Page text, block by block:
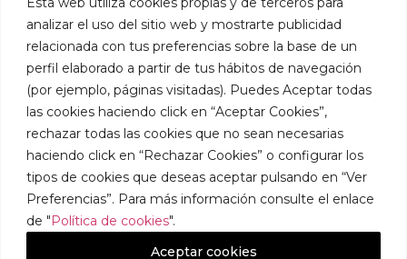
analizar el uso del sitio web y mostrarte publicidad
relacionada con tus preferencias sobre la base de un
perfil elaborado a partir de tus hábitos de navegación
(por ejemplo, páginas visitadas). Puedes Aceptar todas
las cookies haciendo click en “Aceptar Cookies”,
rechazar todas las cookies que no sean necesarias
haciendo click en “Rechazar Cookies” o configurar los
tipos de cookies que deseas aceptar pulsando en “Ver
Preferencias”. Para más información consulte el enlace
de "Política de cookies".
Aceptar cookies
¡Sigue toda nuestra actualidad!
Política de Política de Condiciones
Política